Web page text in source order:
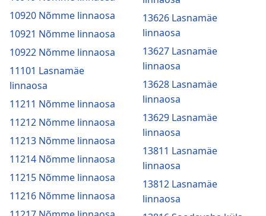
10920 Nõmme linnaosa
10921 Nõmme linnaosa
10922 Nõmme linnaosa
11101 Lasnamäe
linnaosa
11211 Nõmme linnaosa
11212 Nõmme linnaosa
11213 Nõmme linnaosa
11214 Nõmme linnaosa
11215 Nõmme linnaosa
11216 Nõmme linnaosa
13626 Lasnamäe
linnaosa
13627 Lasnamäe
linnaosa
13628 Lasnamäe
linnaosa
13629 Lasnamäe
linnaosa
13811 Lasnamäe
linnaosa
13812 Lasnamäe
linnaosa